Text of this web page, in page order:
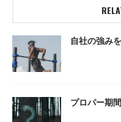
自社の強み
プロパー期